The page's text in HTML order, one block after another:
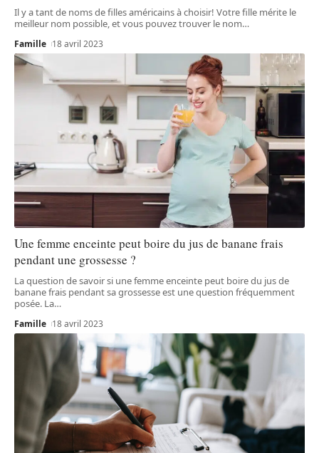
Il y a tant de noms de filles américains à choisir! Votre fille mérite le
meilleur nom possible, et vous pouvez trouver le nom…
Famille 18 avril 2023
Une femme enceinte peut boire du jus de banane frais
pendant une grossesse ?
La question de savoir si une femme enceinte peut boire du jus de
banane frais pendant sa grossesse est une question fréquemment
posée. La…
Famille 18 avril 2023